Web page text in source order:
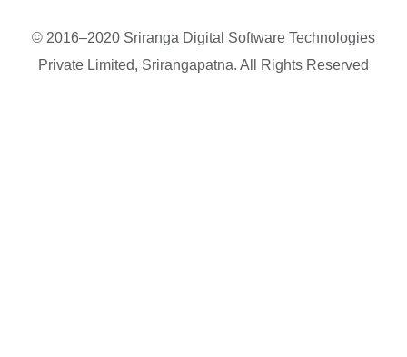
© 2016–2020 Sriranga Digital Software Technologies
Private Limited, Srirangapatna. All Rights Reserved